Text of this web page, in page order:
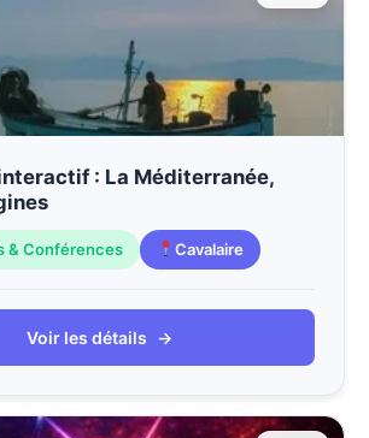
: La Méditerranée,
& Conférences Cavalaire
Voir les détails →